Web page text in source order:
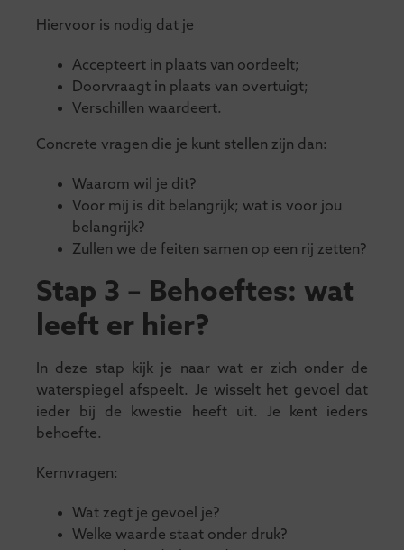
Hiervoor is nodig dat je
Accepteert in plaats van oordeelt;
Doorvraagt in plaats van overtuigt;
Verschillen waardeert.
Concrete vragen die je kunt stellen zijn dan:
Waarom wil je dit?
Voor mij is dit belangrijk; wat is voor jou
belangrijk?
Zullen we de feiten samen op een rij zetten?
Stap 3 – Behoeftes: wat
leeft er hier?
In deze stap kijk je naar wat er zich onder de
waterspiegel afspeelt. Je wisselt het gevoel dat
ieder bij de kwestie heeft uit. Je kent ieders
behoefte.
Kernvragen:
Wat zegt je gevoel je?
Welke waarde staat onder druk?